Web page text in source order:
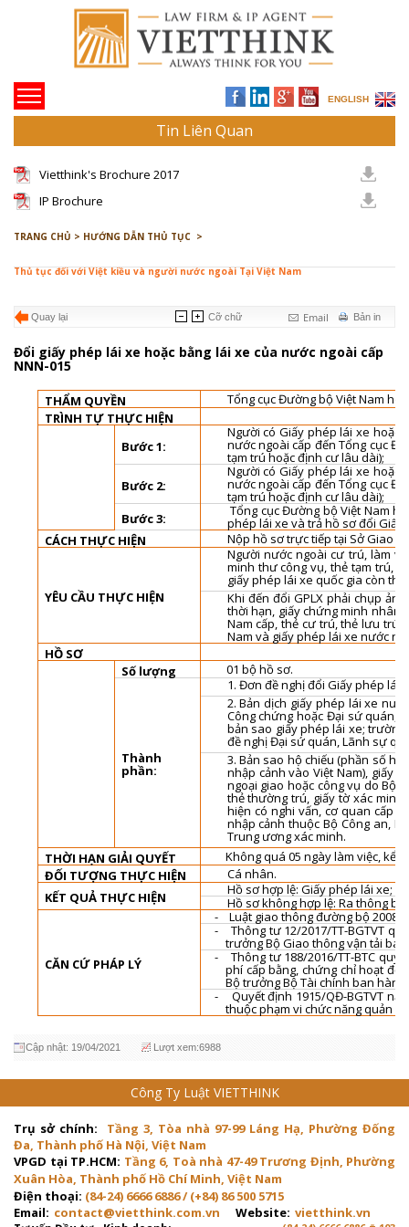
ENGLISH
Tin Liên Quan
Vietthink's Brochure 2017
IP Brochure
TRANG CHỦ > HƯỚNG DẪN THỦ TỤC >
Thủ tục đối với Việt kiều và người nước ngoài Tại Việt Nam
Quay lại Bản in
Email
Cỡ chữ
Đổi giấy phép lái xe hoặc bằng lái xe của nước ngoài cấp
NNN-015
THẨM QUYỀN
Tổng cục Đường bộ Việt Nam
TRÌNH TỰ THỰC HIỆN
Bước 1:
Người có Giấy phép lái xe hoặc
nước ngoài cấp đến Tổng cục
tạm trú hoặc định cư lâu dài);
Bước 2:
Người có Giấy phép lái xe hoặc
nước ngoài cấp đến Tổng cục
tạm trú hoặc định cư lâu dài);
Bước 3:
Tổng cục Đường bộ Việt Nam
phép lái xe và trả hồ sơ đổi
CÁCH THỰC HIỆN
Nộp hồ sơ trực tiếp tại Sở Giao
YÊU CẦU THỰC HIỆN
Người nước ngoài cư trú, làm
minh thư công vụ, thẻ tạm trú,
giấy phép lái xe quốc gia còn
Khi đến đổi GPLX phải chụp
thời hạn, giấy chứng minh nhân
Nam cấp, thẻ cư trú, thẻ lưu
Nam và giấy phép lái xe nước
HỒ SƠ
Số lượng
01 bộ hồ sơ.
Thành
phần:
1. Đơn đề nghị đổi Giấy phép lái
2. Bản dịch giấy phép lái xe
Công chứng hoặc Đại sứ quán,
bản sao giấy phép lái xe;
đề nghị Đại sứ quán, Lãnh sự
3. Bản sao hộ chiếu (phần số
nhập cảnh vào Việt Nam), giấy
ngoại giao hoặc công vụ do Bộ
thẻ thường trú, giấy tờ xác
hiện có nghi vấn, cơ quan cấp
nhập cảnh thuộc Bộ Công an,
Trung ương xác minh.
THỜI HẠN GIẢI QUYẾT
Không quá 05 ngày làm việc, kể
ĐỐI TƯỢNG THỰC HIỆN
Cá nhân.
KẾT QUẢ THỰC HIỆN
Hồ sơ hợp lệ: Giấy phép lái xe;
Hồ sơ không hợp lệ: Ra thông
CĂN CỨ PHÁP LÝ
- Luật giao thông đường bộ 2008
-
Thông tư 12/2017/TT-BGTVT
trưởng Bộ Giao thông vận tải
-
Thông tư 188/2016/TT-BTC
phí cấp bằng, chứng chỉ hoạt
Bộ trưởng Bộ Tài chính ban hành
-
Quyết định 1915/QĐ-BGTVT
thuộc phạm vi chức năng quản
Cập nhật: 19/04/2021 Lượt xem:6988
Công Ty Luật VIETTHINK
Trụ sở chính:
Tầng 3, Tòa nhà 97-99 Láng Hạ, Phường Đống
Đa, Thành phố Hà Nội, Việt Nam
VPGD tại TP.HCM: Tầng 6, Toà nhà 47-49 Trương Định, Phường
Xuân Hòa, Thành phố Hồ Chí Minh, Việt Nam
Điện thoại: (84-24) 6666 6886 / (+84) 86 500 5715
Email: contact@vietthink.com.vn Website: vietthink.vn